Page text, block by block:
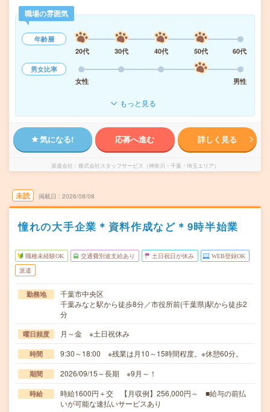
職場の雰囲気
年齢層
20代
30代 40代 50代
60代
男女比率
女性
男性
もっと見る
気になる! 応募へ進む 詳しく見る
派遣会社 株式会社スタッフサービス（神奈川・千葉・埼玉エリア）
未読 掲載日 2026/08/08
憧れの大手企業＊資料作成など＊9時半始業
職種未経験OK 交通費別途支給あり 土日祝日が休み WEB登録OK
派遣
勤務地
千葉市中央区
千葉みなと駅から徒歩8分／市役所前(千葉県)駅から徒歩2
分
曜日頻度 月～金 ※土日祝休み
時間 9:30～18:00 ※残業は月10～15時間程度。※休憩60分。
期間 2026/09/15～長期 ※9月～！
時給
時給1600円＋交 【月収例】256,000円～ ■給与の前払
いが可能な速払いサービスあり